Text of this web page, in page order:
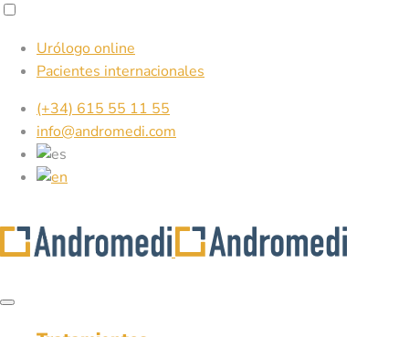
Urólogo online
Pacientes internacionales
(+34) 615 55 11 55
info@andromedi.com